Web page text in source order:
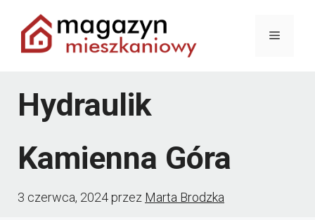
Przejdź
Menu
Hydraulik
Kamienna Góra
3 czerwca, 2024przez Marta Brodzka